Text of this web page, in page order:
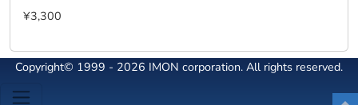
¥3,300
Copyright© 1999 - 2026 IMON corporation. All rights reserved.